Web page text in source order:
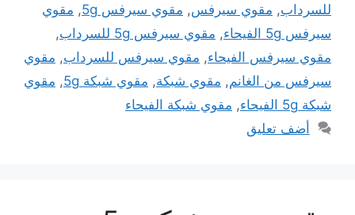
للسرداب, مقوي سيرفس, مقوي سيرفس 5g , مقوي
سيرفس 5g الفيحاء
, مقوي سيرفس 5g للسرداب
,
مقوي سيرفس الفيحاء, مقوي سيرفس للسرداب, مقوي
سيرفس من الغانم, مقوي شبكة, مقوي شبكة 5g , مقوي
شبكة 5g الفيحاء
, مقوي شبكة الفيحاء
أضف تعليق